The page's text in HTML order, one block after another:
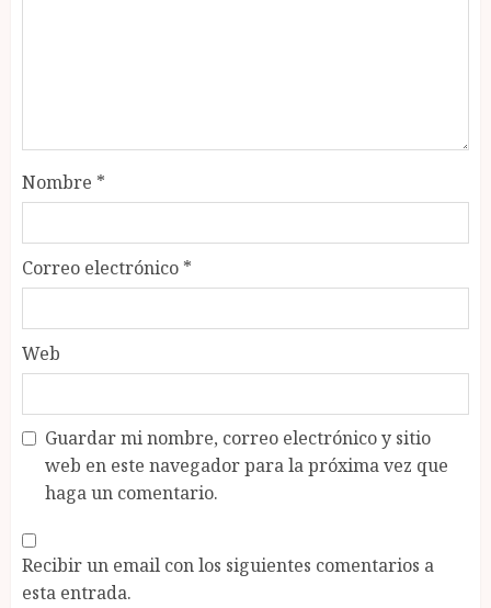
Nombre *
Correo electrónico *
Web
Guardar mi nombre, correo electrónico y sitio
web en este navegador para la próxima vez que
haga un comentario.
Recibir un email con los siguientes comentarios a
esta entrada.